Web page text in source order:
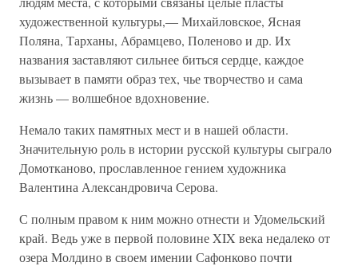
художественной культуры,— Михайловское, Ясная
Поляна, Тарханы, Абрамцево, Поленово и др. Их
названия заставляют сильнее биться сердце, каждое
вызывает в памяти образ тех, чье творчество и сама
жизнь — волшебное вдохновение.
Немало таких памятных мест и в нашей области.
Значительную роль в истории русской культуры сыграло
Домотканово, прославленное гением художника
Валентина Александровича Серова.
С полным правом к ним можно отнести и Удомельский
край. Ведь уже в первой половине XIX века недалеко от
озера Молдино в своем имении Сафонково почти